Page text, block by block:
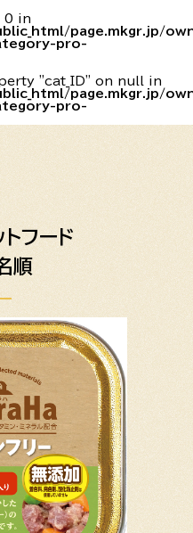
0 in
page.mkgr.jp/
pro-
"cat_ID" on null in
page.mkgr.jp/
pro-
フード
順